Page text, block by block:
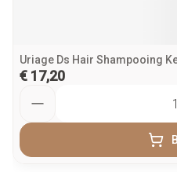
Uriage Ds Hair Shampooing
€ 17,20